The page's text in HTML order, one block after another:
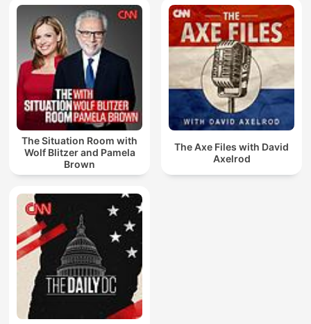
The Situation Room with
Wolf Blitzer and Pamela
Brown
The Axe Files with David
Axelrod